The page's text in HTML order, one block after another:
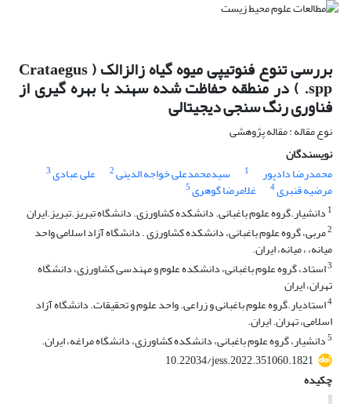
بررسی تنوع فنوتیپی میوه گیاه زالزالک ( Crataegus
spp. ) در منطقه حفاظت شده سهند با بهره گیری از
فناوری رنگ سنجی دیجیتالی
نوع مقاله : مقاله پژوهشی
نویسندگان
محمدرضا دادپور
1 سیدمحمدعلی خواجه الدینی2 علی عبادی3
مرضیه قنبری4 غلامرضا گوهری5
1 دانشیار.گروه علوم باغبانی. دانشکده کشاورزی. دانشگاه تبریز.تبریز.ایران
2مربی، گروه علوم باغبانی، دانشکده کشاورزی . دانشگاه آزاد اسلامی واحد
میانه، ، میانه، ایران.
3استاد، گروه علوم باغبانی، دانشکده علوم و مهندسی کشاورزی، دانشگاه
تهران، ایران
4استادیار.گروه علوم باغبانی و زراعی. واحد علوم و تحقیقات. دانشگاه آزاد
اسلامی، تهران. ایران.
5دانشیار، گروه علوم باغبانی، دانشکده کشاورزی، دانشگاه مراغه، ایران.
10.22034/jess.2022.351060.1821
چکیده